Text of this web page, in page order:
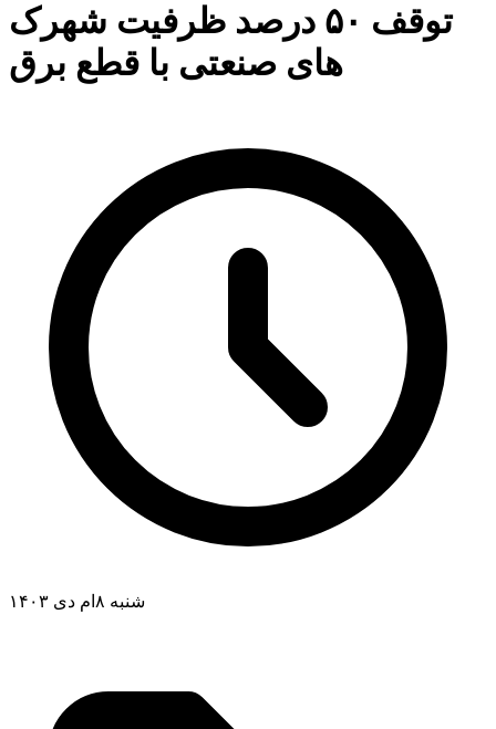
توقف ۵۰ درصد ظرفیت شهرک
های صنعتی با قطع برق
شنبه ۸ام دی ۱۴۰۳